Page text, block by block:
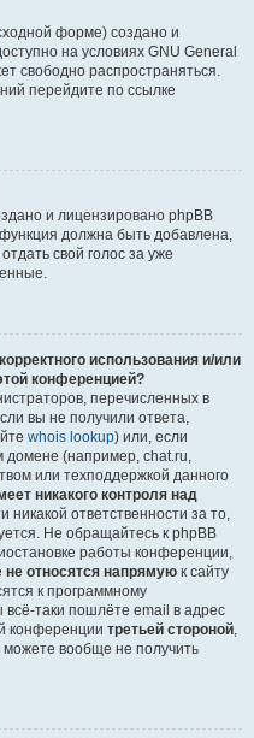
форме) создано и
на условиях GNU General
свободно распространяться.
перейдите по ссылке
и лицензировано phpBB
должна быть добавлена,
свой голос за уже
использования и/или
конференцией?
перечисленных в
вы не получили ответа,
whois lookup) или, если
домене (например, chat.ru,
или техподдержкой данного
никакого контроля над
никакой ответственности за то,
Не обращайтесь к phpBB
работы конференции,
не относятся напрямую к сайту
к программному
таки пошлёте email в адрес
конференции третьей стороной,
вообще не получить